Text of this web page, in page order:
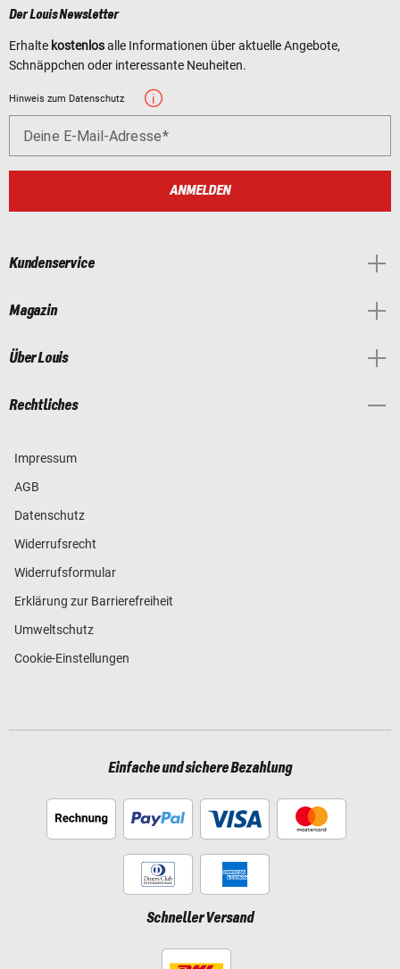
Der Louis Newsletter
Erhalte kostenlosalle Informationen über aktuelle Angebote,
Schnäppchen oder interessante Neuheiten.
Hinweis zum Datenschutz
Deine E-Mail-Adresse
ANMELDEN
Kundenservice
Magazin
Über Louis
Rechtliches
Impressum
AGB
Datenschutz
Widerrufsrecht
Widerrufsformular
Erklärung zur Barrierefreiheit
Umweltschutz
Cookie-Einstellungen
Einfache und sichere Bezahlung
Schneller Versand